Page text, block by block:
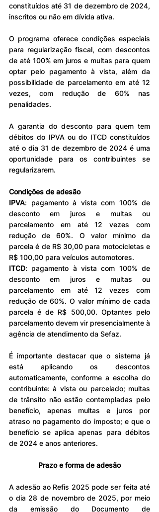
constituídos até 31 de dezembro de 2024,
inscritos ou não em dívida ativa.
O programa oferece condições especiais
para regularização fiscal, com descontos
de até 100% em juros e multas para quem
optar pelo pagamento à vista, além da
possibilidade de parcelamento em até 12
vezes, com redução de 60% nas
penalidades.
A garantia do desconto para quem tem
débitos do IPVA ou do ITCD constituídos
até o dia 31 de dezembro de 2024 é uma
oportunidade para os contribuintes se
regularizarem.
Condições de adesão
IPVA: pagamento à vista com 100% de
desconto em juros e multas ou
parcelamento em até 12 vezes com
redução de 60%. O valor mínimo da
parcela é de R$ 30,00 para motocicletas e
R$ 100,00 para veículos automotores.
ITCD: pagamento à vista com 100% de
desconto em juros e multas ou
parcelamento em até 12 vezes com
redução de 60%. O valor mínimo de cada
parcela é de R$ 500,00. Optantes pelo
parcelamento devem vir presencialmente à
agência de atendimento da Sefaz.
É importante destacar que o sistema já
está aplicando os descontos
automaticamente, conforme a escolha do
contribuinte: à vista ou parcelado; multas
de trânsito não estão contempladas pelo
benefício, apenas multas e juros por
atraso no pagamento do imposto; e que o
benefício se aplica apenas para débitos
de 2024 e anos anteriores.
Prazo e forma de adesão
A adesão ao Refis 2025 pode ser feita até
o dia 28 de novembro de 2025, por meio
da emissão do Documento de